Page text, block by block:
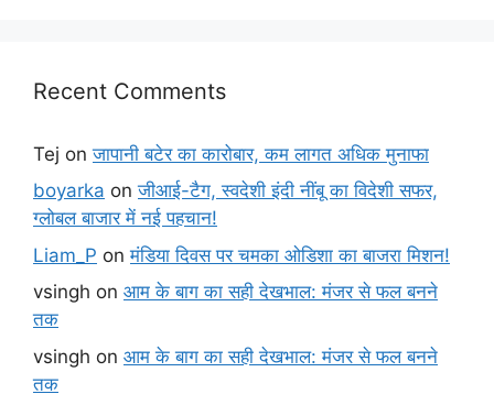
Recent Comments
Tej onजापानी बटेर का कारोबार, कम लागत अधिक मुनाफा
boyarka onजीआई-टैग, स्वदेशी इंदी नींबू का विदेशी सफर,
ग्लोबल बाजार में नई पहचान!
Liam_P onमंडिया दिवस पर चमका ओडिशा का बाजरा मिशन!
vsingh on आम के बाग का सही देखभाल: मंजर से फल बनने
तक
vsingh on आम के बाग का सही देखभाल: मंजर से फल बनने
तक